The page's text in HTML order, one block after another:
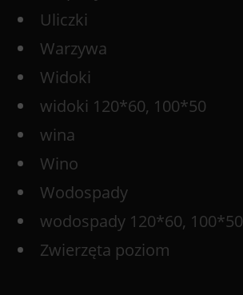
Uliczki
Warzywa
Widoki
widoki 120*60, 100*50
wina
Wino
Wodospady
wodospady 120*60, 100*50
Zwierzęta poziom